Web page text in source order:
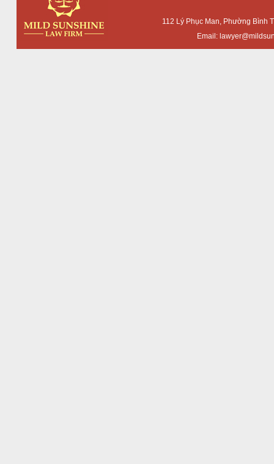
112 Lý Phục Man, Phường Bình
Email: